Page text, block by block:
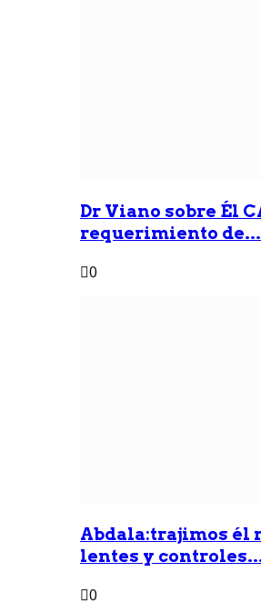
Dr Viano sobre Él
requerimiento de...
0
Abdala:trajimos él
lentes y
0